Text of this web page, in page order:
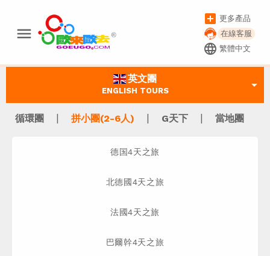
menu
add_box 更多產品
在線客服
language 繁體中文
英文團
ENGLISH TOURS arrow_drop_down
循環團 | 拼小團(2-6人) | G天下 | 當地團
德国4天之旅
北德國4天之旅
法國4天之旅
巴爾幹4天之旅